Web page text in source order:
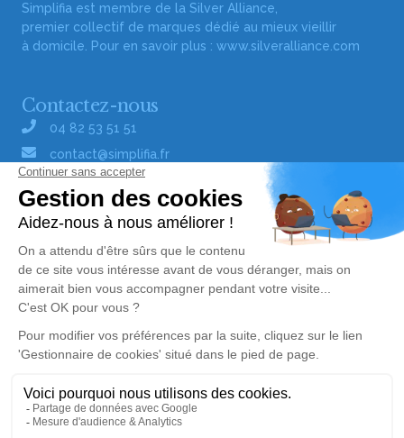
Simplifia est membre de la Silver Alliance,
premier collectif de marques dédié au mieux vieillir
à domicile. Pour en savoir plus : www.silveralliance.com
Contactez-nous
04 82 53 51 51
contact@simplifia.fr
Réseaux sociaux
Liens utiles
Publier un avis de décès
Signaler un abus/une erreur
Consultez nos offres d'emploi
Politique de traitement des données